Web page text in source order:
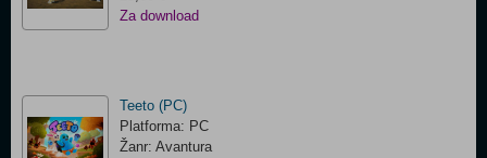
Za download
Teeto (PC)
Platforma: PC
Žanr: Avantura